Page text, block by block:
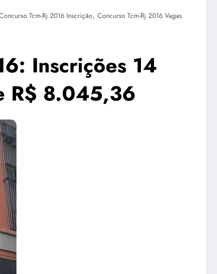
Tcm-Rj 2016 Inscrição,Concurso Tcm-Rj 2016 Vagas
Inscrições 14
R$ 8.045,36